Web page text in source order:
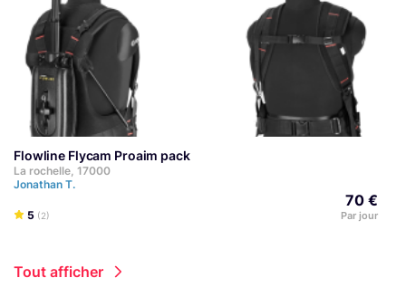
Flowline Flycam Proaim pack
La rochelle, 17000
Jonathan T.
5 (2)
70 €
Par jour
Tout afficher